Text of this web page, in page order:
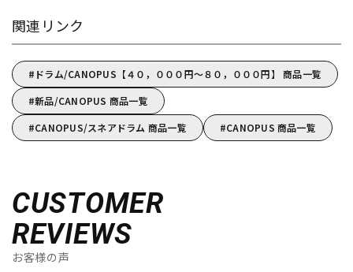
関連リンク
ドラム/CANOPUS【４０，０００円～８０，０００円】 商品一覧
新品/CANOPUS 商品一覧
CANOPUS/スネアドラム 商品一覧
CANOPUS 商品一覧
CUSTOMER
REVIEWS
お客様の声